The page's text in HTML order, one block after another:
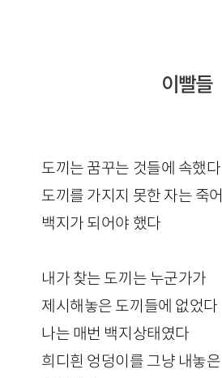
이빨들
도끼는 꿈꾸는 것들에 속했다
도끼를 가지지 못한 자는 죽어
백지가 되어야 했다
내가 찾는 도끼는 누군가가
제시해놓은 도끼들에 없었다
나는 매번 백지상태였다
희디흰 엉덩이를 그냥 내놓은